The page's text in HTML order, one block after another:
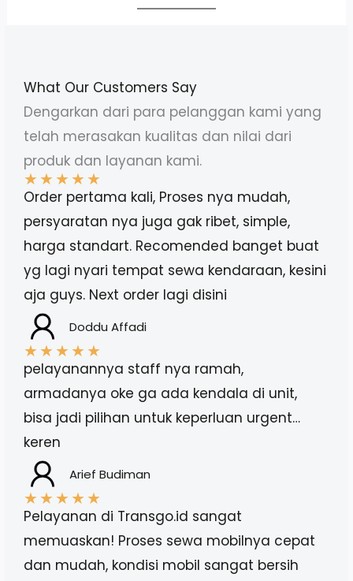
What Our Customers Say
Dengarkan dari para pelanggan kami yang
telah merasakan kualitas dan nilai dari
produk dan layanan kami.
★★★★★
Order pertama kali, Proses nya mudah,
persyaratan nya juga gak ribet, simple,
harga standart. Recomended banget buat
yg lagi nyari tempat sewa kendaraan, kesini
aja guys. Next order lagi disini
Doddu Affadi
★★★★★
pelayanannya staff nya ramah,
armadanya oke ga ada kendala di unit,
bisa jadi pilihan untuk keperluan urgent…
keren
Arief Budiman
★★★★★
Pelayanan di Transgo.id sangat
memuaskan! Proses sewa mobilnya cepat
dan mudah, kondisi mobil sangat bersih